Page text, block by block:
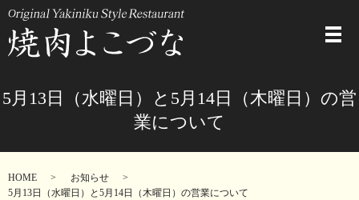
メ
5月13日（水曜日）と5月14日（木曜日）の営
業について
HOME
お知らせ
5月13日（水曜日）と5月14日（木曜日）の営業について